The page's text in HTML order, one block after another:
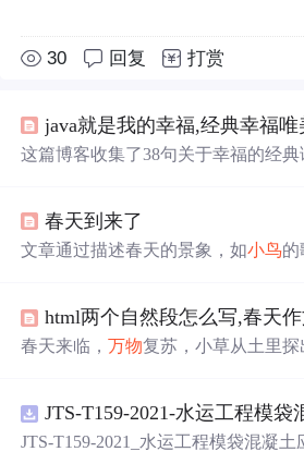
30 回复 打赏
java就是我的幸福,经典幸福
这篇博客收集了38句关于幸福的经
并不在于外在的完美，而在于接纳不
思考与珍惜当下。同时，它提醒读者
春天到来了
文章通过描述春天的景象，如小鸟的
对自然环境的珍视。
html两个自然段怎么写,春天
春天来临，万物复苏，小草从土里
JTS-T159-2021_水运工程模袋混凝